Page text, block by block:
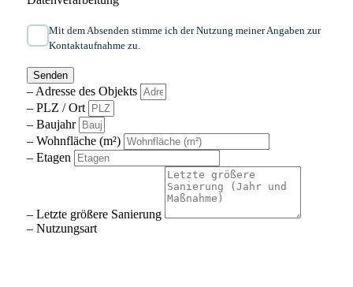
Mit dem Absenden stimme ich der Nutzung meiner Angaben zur
Kontaktaufnahme zu.
Senden
– Adresse des Objekts
– PLZ / Ort
– Baujahr
– Wohnfläche (m²)
– Etagen
– Letzte größere Sanierung
– Nutzungsart